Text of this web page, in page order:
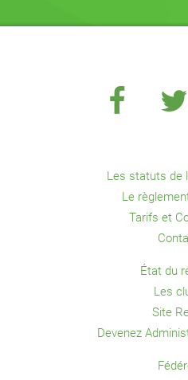
Les statuts de
Le
Tarifs et
État du
Les
Site
Devenez